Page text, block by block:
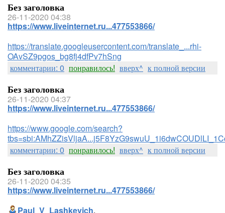
Без заголовка
26-11-2020 04:38
https://www.liveinternet.ru...477553866/
https://translate.googleusercontent.com/translate_...rhi-
OAvSZ9pgos_bg8fj4dfPv7hSng
комментарии: 0 понравилось! вверх^ к полной версии
Без заголовка
26-11-2020 04:37
https://www.liveinternet.ru...477553866/
https://www.google.com/search?
комментарии: 0 понравилось! вверх^ к полной версии
Без заголовка
26-11-2020 04:35
https://www.liveinternet.ru...477553866/
Paul_V_Lashkevich,